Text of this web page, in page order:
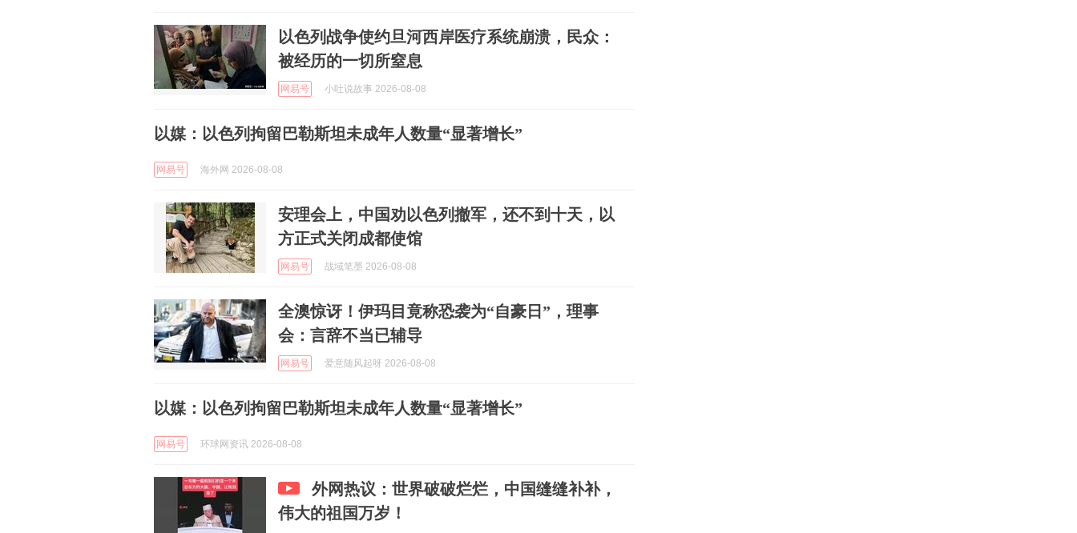
以色列战争使约旦河西岸医疗系统崩溃，民众：
被经历的一切所窒息
网易号 小吐说故事 2026-08-08
以媒：以色列拘留巴勒斯坦未成年人数量“显著增长”
网易号 海外网 2026-08-08
安理会上，中国劝以色列撤军，还不到十天，以
方正式关闭成都使馆
网易号 战域笔墨 2026-08-08
全澳惊讶！伊玛目竟称恐袭为“自豪日”，理事
会：言辞不当已辅导
网易号 爱意随风起呀 2026-08-08
以媒：以色列拘留巴勒斯坦未成年人数量“显著增长”
网易号 环球网资讯 2026-08-08
外网热议：世界破破烂烂，中国缝缝补补，
伟大的祖国万岁！